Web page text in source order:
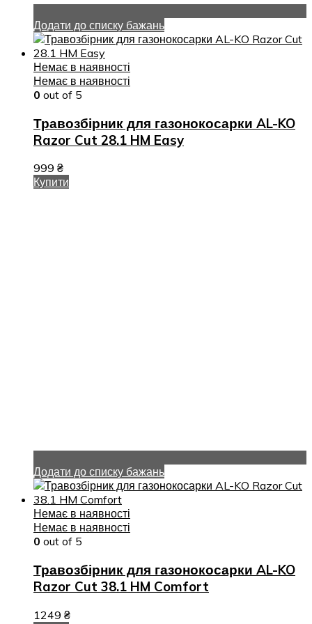
Додати до списку бажань
Немає в наявності
Немає в наявності
0 out of 5
Травозбірник для газонокосарки AL-KO
Razor Cut 28.1 HM Easy
999 ₴
Купити
Додати до списку бажань
Немає в наявності
Немає в наявності
0 out of 5
Травозбірник для газонокосарки AL-KO
Razor Cut 38.1 HM Comfort
1249 ₴